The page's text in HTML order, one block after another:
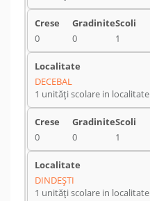
0 0 1
DECEBAL
1 unități scolare in localitate
0 0 1
DINDEŞTI
1 unități scolare in localitate